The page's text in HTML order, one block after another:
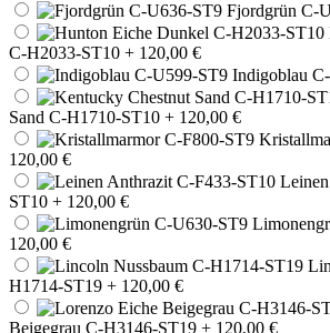
Fjordgrün C-
C-H2033-ST10 + 120,00 €
Indigoblau
Sand C-H1710-ST10 + 120,00 €
120,00 €
ST10 + 120,00 €
120,00 €
H1714-ST19 + 120,00 €
Beigegrau C-H3146-ST19 + 120,00 €